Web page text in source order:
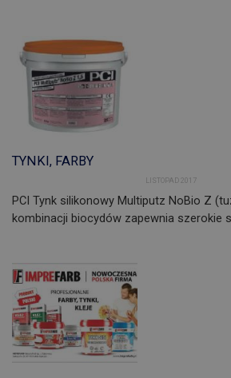
TYNKI, FARBY
LISTOPAD 2017
PCI Tynk silikonowy Multiputz NoBio Z
kombinacji biocydów zapewnia szerokie